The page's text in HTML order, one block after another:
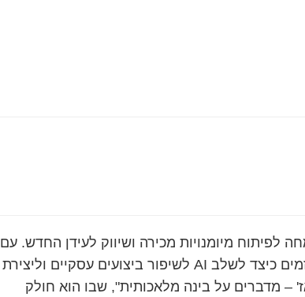
לפיתוח מיומנויות מכירה ושיווק לעידן החדש. עם
ניסיון עשיר בתפקידי ניהול בכיר, נדב חונך מנהלים ויזמים כיצד לשלב AI לשיפור ביצועים עסקיים וליצירת
– מדברים על בינה מלאכותית", שבו הוא חולק